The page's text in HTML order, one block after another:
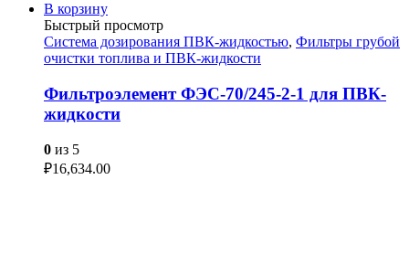
В корзину
Быстрый просмотр
Система дозирования ПВК-жидкостью, Фильтры грубой
очистки топлива и ПВК-жидкости
Фильтроэлемент ФЭС-70/245-2-1 для ПВК-
жидкости
0 из 5
₽16,634.00